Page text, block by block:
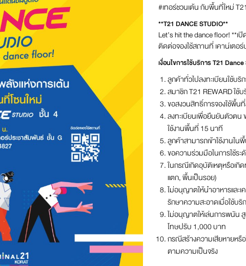
#เทอร์ชวนเต้น กับพื้นที่ใหม่
**T21 DANCE STUDIO**
Let’s hit the dance floor! **
ติดต่อจองใช้สถานที่ เคาน์เตอ
เงื่อนไขการใช้บริการ T21
ลูกค้าทั่วไปลงทะเบียนใช้บ
สมาชิก T21 REWARD ใช้
ขอสงวนสิทธิ์การจองใช้พื้น
ลงทะเบียนเพื่อยืนยันตัวตน
ใช้งานพื้นที่ 15 นาที
ลูกค้าสามารถเข้าใช้งานใน
ขอความร่วมมือในการใช้ร
ในกรณีเกิดอุบัติเหตุหรือเ
แตก, พื้นเป็นรอย)
ไม่อนุญาตให้นำอาหารและ
รักษาความสะอาดเมื่อใช้บริ
ไม่อนุญาตให้เล่นการพนัน
โทษปรับ 1,000 บาท
กรณีสร้างความเสียหายหรื
ตามความเป็นจริง